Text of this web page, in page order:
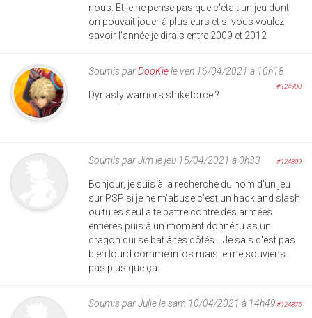
nous. Et je ne pense pas que c'était un jeu dont
on pouvait jouer à plusieurs et si vous voulez
savoir l'année je dirais entre 2009 et 2012
Soumis parDooKiele ven 16/04/2021 à 10h18
#124900
Dynasty warriors strikeforce ?
Soumis parJimle jeu 15/04/2021 à 0h33 #124899
Bonjour, je suis à la recherche du nom d'un jeu
sur PSP si je ne m'abuse c'est un hack and slash
ou tu es seul a te battre contre des armées
entières puis à un moment donné tu as un
dragon qui se bat à tes côtés... Je sais c'est pas
bien lourd comme infos mais je me souviens
pas plus que ça.
Soumis parJuliele sam 10/04/2021 à 14h49#124875